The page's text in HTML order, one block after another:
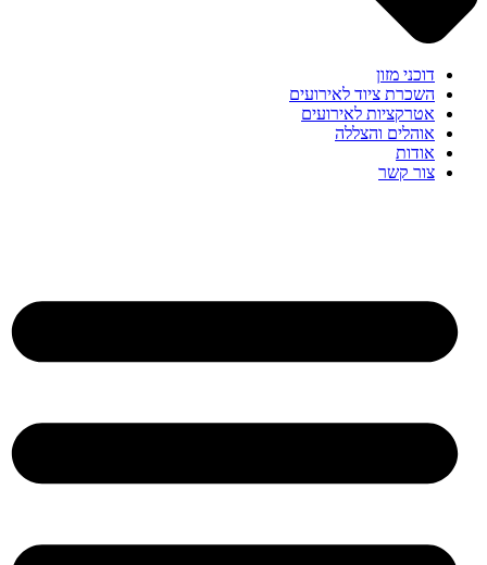
דוכני מזון
השכרת ציוד לאירועים
אטרקציות לאירועים
אוהלים והצללה
אודות
צור קשר